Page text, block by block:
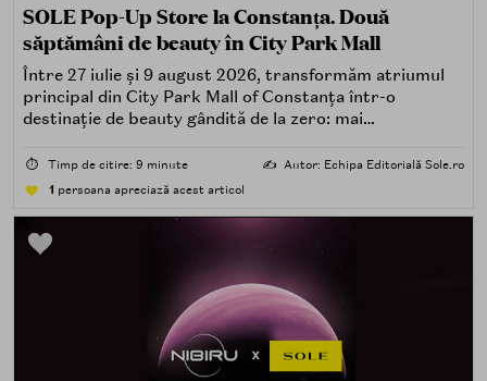
SOLE Pop-Up Store la Constanța. Două
săptămâni de beauty în City Park Mall
Între 27 iulie și 9 august 2026, transformăm atriumul
principal din City Park Mall of Constanța într-o
destinație de beauty gândită de la zero: mai
care îți place, de fapt, să descoperi produse — testând,
atingând, comparând, întrebând.
⏱️ Timp de citire: 9 minute ✍️ Autor: Echipa Editorială Sole.ro
1 persoana apreciază acest articol